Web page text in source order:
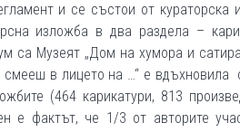
и се състои от
изложба в два раздела –
са Музеят „Дом на хумора и
в лицето на …“ е вдъхновила
(464 карикатури, 813
е фактът, че 1/3 от авторите